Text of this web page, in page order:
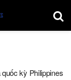
kỳ Philippines